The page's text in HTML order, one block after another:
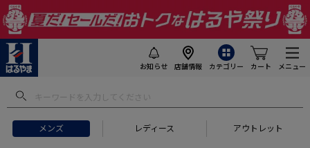
お知らせ 店舗情報 カテゴリー カート メニュー
メンズ レディース アウトレット
フトにおすすめ #セットアップ スーツ